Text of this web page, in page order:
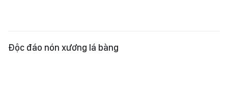
Độc đáo nón xương lá bàng